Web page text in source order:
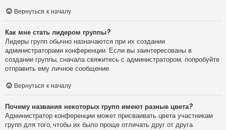
Вернуться к началу
Как мне стать лидером группы?
Лидеры групп обычно назначаются при их создании
администраторами конференции. Если вы заинтересованы в
создании группы, сначала свяжитесь с администратором; попробуйте
отправить ему личное сообщение.
Вернуться к началу
Почему названия некоторых групп имеют разные цвета?
Администратор конференции может присваивать цвета участникам
групп для того, чтобы их было проще отличать друг от друга.